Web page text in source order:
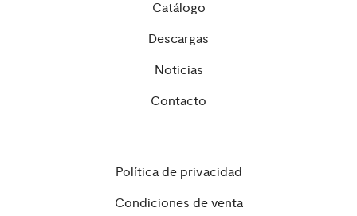
Catálogo
Descargas
Noticias
Contacto
Política de privacidad
Condiciones de venta